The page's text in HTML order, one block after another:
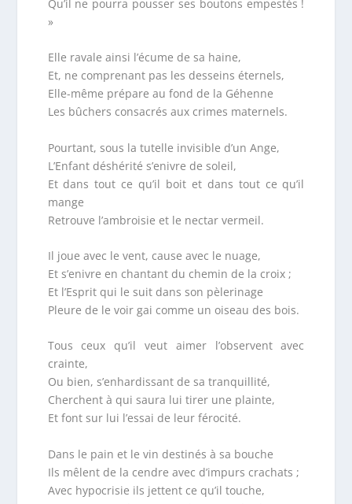
Qu’il ne pourra pousser ses boutons empestés !
»
Elle ravale ainsi l’écume de sa haine,
Et, ne comprenant pas les desseins éternels,
Elle-même prépare au fond de la Géhenne
Les bûchers consacrés aux crimes maternels.
Pourtant, sous la tutelle invisible d’un Ange,
L’Enfant déshérité s’enivre de soleil,
Et dans tout ce qu’il boit et dans tout ce qu’il
mange
Retrouve l’ambroisie et le nectar vermeil.
Il joue avec le vent, cause avec le nuage,
Et s’enivre en chantant du chemin de la croix ;
Et l’Esprit qui le suit dans son pèlerinage
Pleure de le voir gai comme un oiseau des bois.
Tous ceux qu’il veut aimer l’observent avec
crainte,
Ou bien, s’enhardissant de sa tranquillité,
Cherchent à qui saura lui tirer une plainte,
Et font sur lui l’essai de leur férocité.
Dans le pain et le vin destinés à sa bouche
Ils mêlent de la cendre avec d’impurs crachats ;
Avec hypocrisie ils jettent ce qu’il touche,